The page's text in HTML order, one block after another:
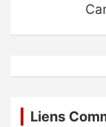
Liens